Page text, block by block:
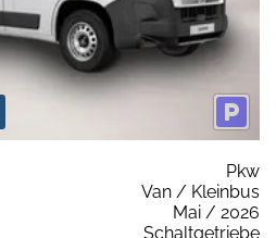
Pkw
Van / Kleinbus
Mai / 2026
Schaltgetriebe